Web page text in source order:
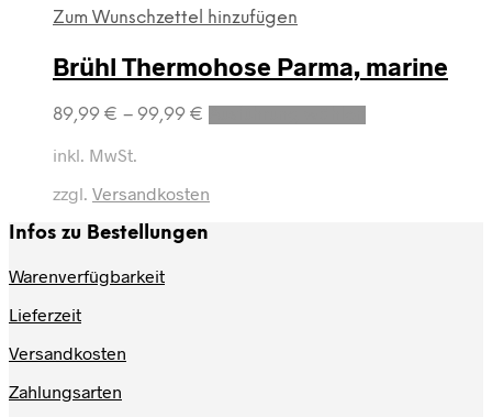
Zum Wunschzettel hinzufügen
Brühl Thermohose Parma, marine
89,99 € – 99,99 €
Dieses
inkl. MwSt.
zzgl. Versandkosten
Infos zu Bestellungen
Warenverfügbarkeit
Lieferzeit
Versandkosten
Zahlungsarten